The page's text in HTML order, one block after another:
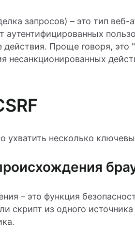
запросов) – это тип веб-
действия. Проще говоря,
несанкционированных
ухватить несколько
– это функция
скрипт из одного